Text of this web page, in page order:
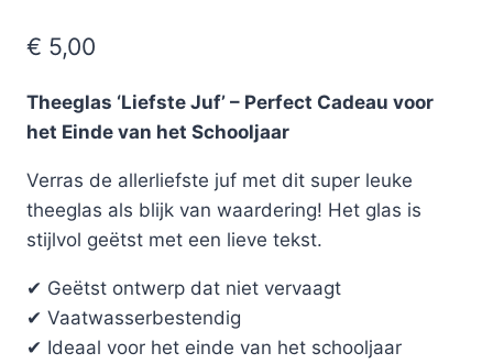
€ 5,00
Theeglas ‘Liefste Juf’ – Perfect Cadeau voor
het Einde van het Schooljaar
Verras de allerliefste juf met dit super leuke
theeglas als blijk van waardering! Het glas is
stijlvol geëtst met een lieve tekst.
✔ Geëtst ontwerp dat niet vervaagt
✔ Vaatwasserbestendig
✔ Ideaal voor het einde van het schooljaar